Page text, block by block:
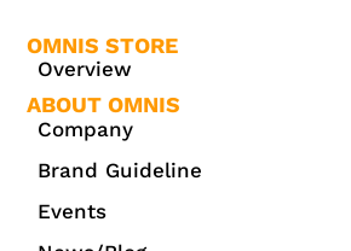
OMNIS STORE
Overview
ABOUT OMNIS
Company
Brand Guideline
Events